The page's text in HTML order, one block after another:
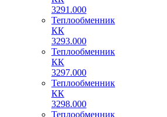
3291.000
Теплообменник
КК
3293.000
Теплообменник
КК
3297.000
Теплообменник
КК
3298.000
Теплообменник